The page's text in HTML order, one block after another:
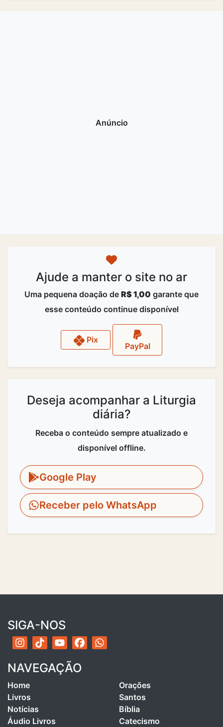
Ajude a manter o site no ar
Uma pequena doação de R$ 1,00 garante que
esse conteúdo continue disponível
Pix
PayPal
Deseja acompanhar a Liturgia
diária?
Receba o conteúdo sempre atualizado e
disponível offline.
Google Play
Receber pelo WhatsApp
SIGA-NOS
NAVEGAÇÃO
Home
Livros
Notícias
Áudio Livros
Orações
Santos
Bíblia
Catecismo